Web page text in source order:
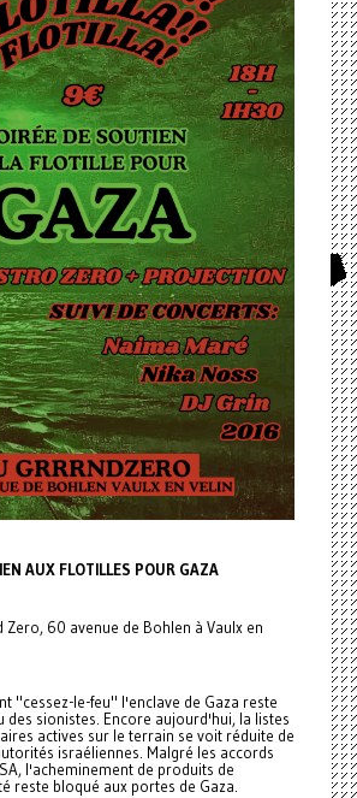
AUX FLOTILLES POUR GAZA
60 avenue de Bohlen à Vaulx en
"cessez-le-feu" l'enclave de Gaza reste
des sionistes. Encore aujourd'hui, la listes
actives sur le terrain se voit réduite de
israéliennes. Malgré les accords
l'acheminement de produits de
reste bloqué aux portes de Gaza.